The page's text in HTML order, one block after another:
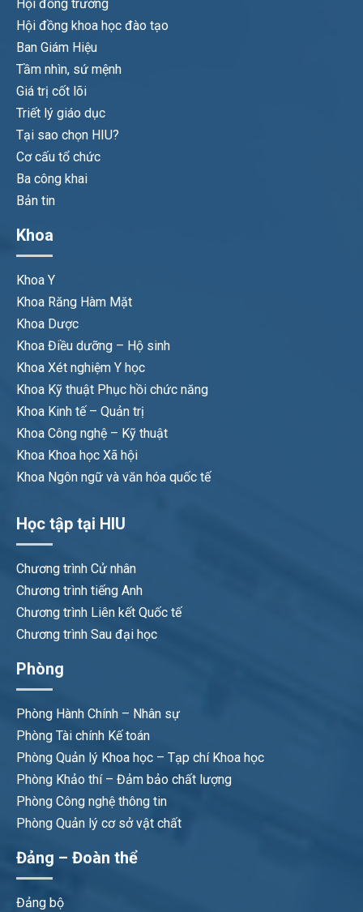
Hội đồng trường
Hội đồng khoa học đào tạo
Ban Giám Hiệu
Tầm nhìn, sứ mệnh
Giá trị cốt lõi
Triết lý giáo dục
Tại sao chọn HIU?
Cơ cấu tổ chức
Ba công khai
Bản tin
Khoa
Khoa Y
Khoa Răng Hàm Mặt
Khoa Dược
Khoa Điều dưỡng – Hộ sinh
Khoa Xét nghiệm Y học
Khoa Kỹ thuật Phục hồi chức năng
Khoa Kinh tế – Quản trị
Khoa Công nghệ – Kỹ thuật
Khoa Khoa học Xã hội
Khoa Ngôn ngữ và văn hóa quốc tế
Học tập tại HIU
Chương trình Cử nhân
Chương trình tiếng Anh
Chương trình Liên kết Quốc tế
Chương trình Sau đại học
Phòng
Phòng Hành Chính – Nhân sự
Phòng Tài chính Kế toán
Phòng Quản lý Khoa học – Tạp chí Khoa học
Phòng Khảo thí – Đảm bảo chất lượng
Phòng Công nghệ thông tin
Phòng Quản lý cơ sở vật chất
Đảng – Đoàn thể
Đảng bộ